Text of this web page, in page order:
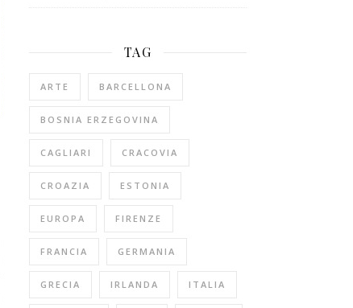
TAG
ARTE BARCELLONA
BOSNIA ERZEGOVINA
CAGLIARI CRACOVIA
CROAZIA ESTONIA
EUROPA FIRENZE
FRANCIA GERMANIA
GRECIA IRLANDA ITALIA